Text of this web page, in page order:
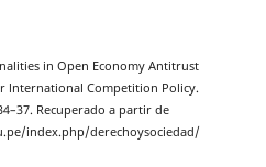
in Open Economy Antitrust
lnternational Competition Policy.
Recuperado a partir de
index.php/derechoysociedad/